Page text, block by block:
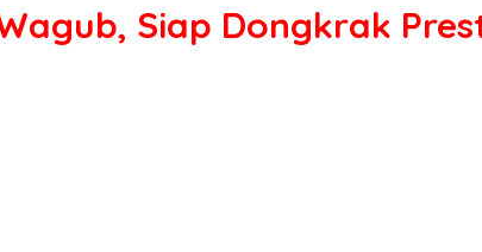
Siap Dongkrak